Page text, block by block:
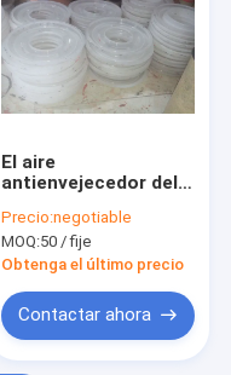
El aire
antienvejecedor del
del elemento
filtrante del polvo del
poliuretano filtro
Precio:negotiable
MOQ:50 / fije
Obtenga el último precio
Contactar ahora